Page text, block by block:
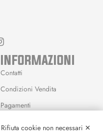
INFORMAZIONI
Contatti
Condizioni Vendita
Pagamenti
Rifiuta cookie non necessari ✕